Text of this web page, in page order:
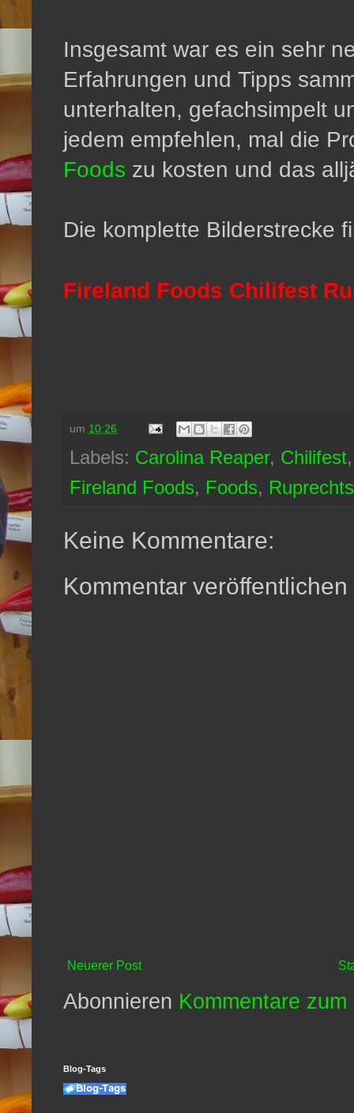
Insgesamt war es ein sehr
Erfahrungen und Tipps
unterhalten, gefachsimpelt
jedem empfehlen, mal die
Foods zu kosten und das
Die komplette Bilderstrecke
Fireland Foods Chilifest
um 10:26
Labels: Carolina Reaper, Chilifest
Fireland Foods, Foods,
Keine Kommentare:
Kommentar veröffentlichen
Neuerer Post
Abonnieren Kommentare
Blog-Tags